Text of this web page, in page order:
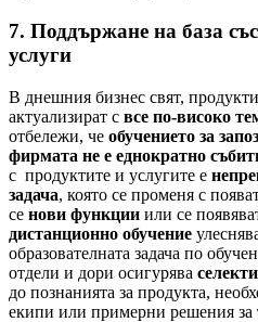
7. Поддържане на база
услуги
В днешния бизнес свят,
актуализират с все по-високо
отбележи, че обучението за
фирмата не е еднократно
с продуктите и услугите е
задача, която се променя с
се нови функции или се
дистанционно обучение
образователната задача по
отдели и дори осигурява
до познанията за продукта,
екипи или примерни решения за